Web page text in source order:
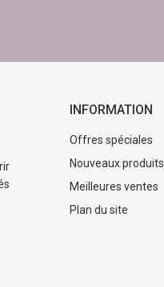
INFORMATION
Offres spéciales
Nouveaux produits
Meilleures ventes
Plan du site